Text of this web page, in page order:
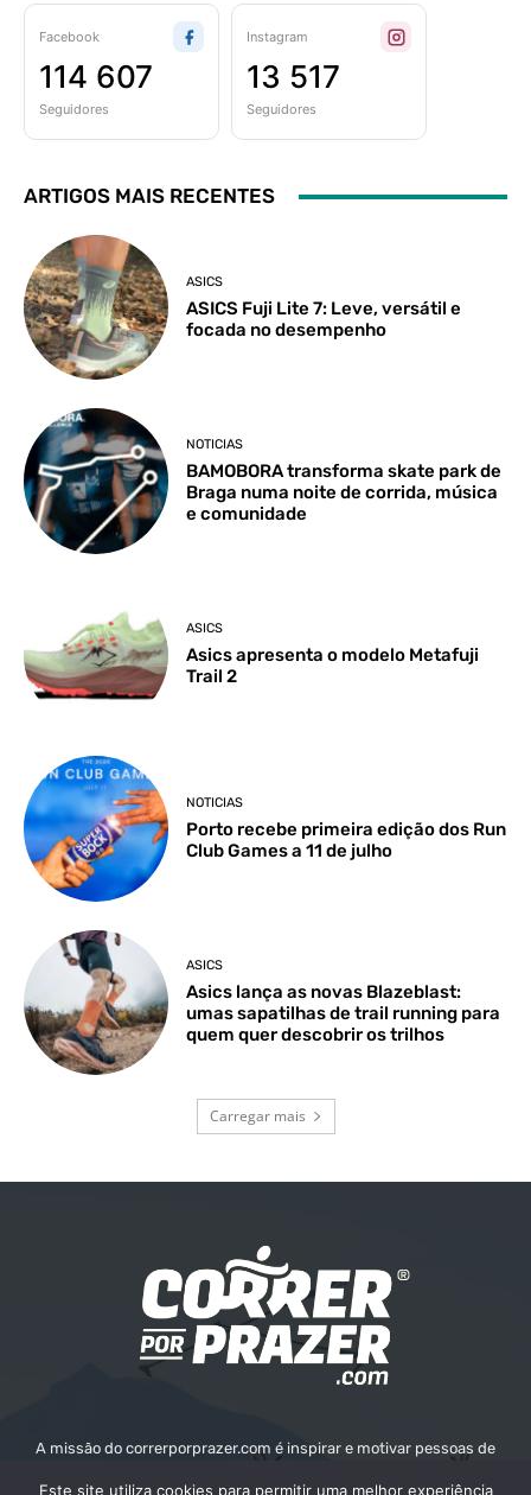
Facebook
114 607
Seguidores
Instagram
13 517
Seguidores
ARTIGOS MAIS RECENTES
ASICS
ASICS Fuji Lite 7: Leve, versátil e
focada no desempenho
NOTICIAS
BAMOBORA transforma skate park de
Braga numa noite de corrida, música
e comunidade
ASICS
Asics apresenta o modelo Metafuji
Trail 2
NOTICIAS
Porto recebe primeira edição dos Run
Club Games a 11 de julho
ASICS
Asics lança as novas Blazeblast:
umas sapatilhas de trail running para
quem quer descobrir os trilhos
Carregar mais
A missão do correrporprazer.com é inspirar e motivar pessoas de
Este site utiliza cookies para permitir uma melhor experiência